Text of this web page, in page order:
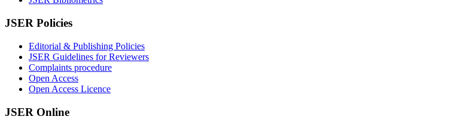
JSER Policies
Editorial & Publishing Policies
JSER Guidelines for Reviewers
Complaints procedure
Open Access
Open Access Licence
JSER Online